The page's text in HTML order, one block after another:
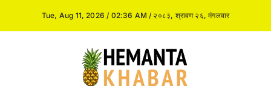
Tue, Aug 11, 2026 / 02:36 AM / २०८३, श्रावण २६, मंगलवार